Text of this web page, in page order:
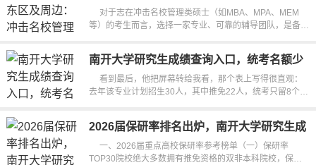
士选啥辅导团队
对于志在冲击名校管理类硕士（如MBA、MPA、MEM
等）的考生而言，选择一家专业、可靠的辅导团队，是备考
南开大学研究生成绩查询入口，统考名额少
竞争大怎么查
看到最后，他把屏幕转给我看，那个表上写得很直观：
去年该专业计划招生30人，其中推免22人，统考只留8个名
2026届保研率排名出炉，南开大学研究生成
绩如何？
一、2026届重点高校保研率参考榜单（一）保研率
TOP30院校绝大多数拥有推免资格的双非本科院校，保研